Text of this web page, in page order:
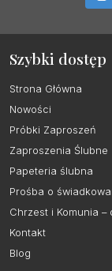
Szybki dostęp
Strona Główna
Nowości
Próbki Zaproszeń
Zaproszenia Ślubne
Papeteria ślubna
Prośba o
Chrzest i Komunia –
Kontakt
Blog